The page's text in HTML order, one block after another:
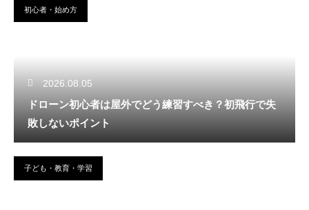
初心者・始め方
2026.08.05
ドローン初心者は屋外でどう練習すべき？初飛行で失
敗しないポイント
子ども・教育・学習